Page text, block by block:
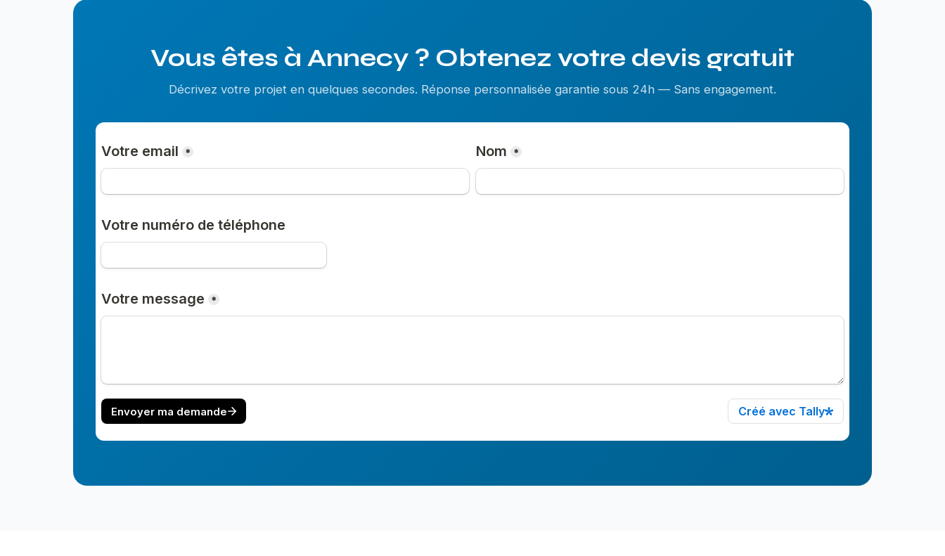
Vous êtes à Annecy ? Obtenez votre devis gratuit
Décrivez votre projet en quelques secondes. Réponse personnalisée garantie sous 24h — Sans engagement.